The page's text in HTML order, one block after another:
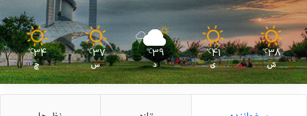
38
℃
ش
41
℃
ی
39
℃
د
37
℃
س
34
℃
چ